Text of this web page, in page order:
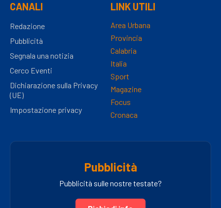
CANALI
Redazione
Pubblicità
Segnala una notizia
Cerco Eventi
Dichiarazione sulla Privacy
(UE)
Impostazione privacy
LINK UTILI
Area Urbana
Provincia
Calabria
Italia
Sport
Magazine
Focus
Cronaca
Pubblicità
Pubblicità sulle nostre testate?